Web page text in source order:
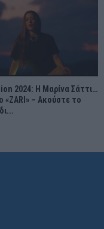
2024: Η Μαρίνα Σάττι…
«ZARI» – Ακούστε το